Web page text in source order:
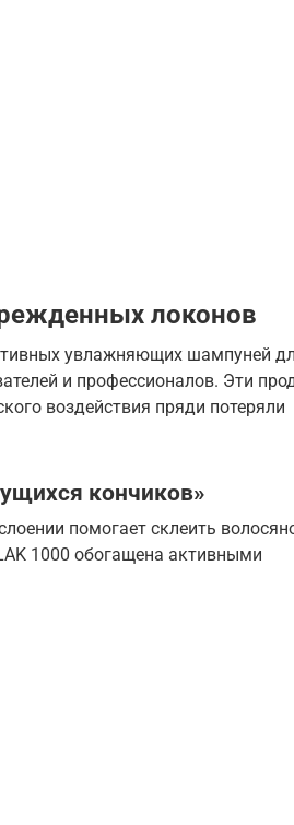
локонов
увлажняющих шампуней
и профессионалов. Эти
воздействия пряди потеряли
кончиков»
помогает склеить
1000 обогащена активными